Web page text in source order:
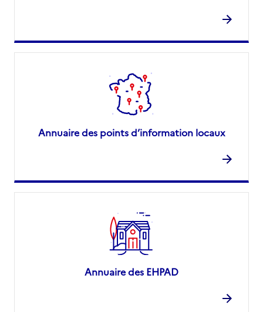
Annuaire des points d’information locaux
Annuaire des EHPAD